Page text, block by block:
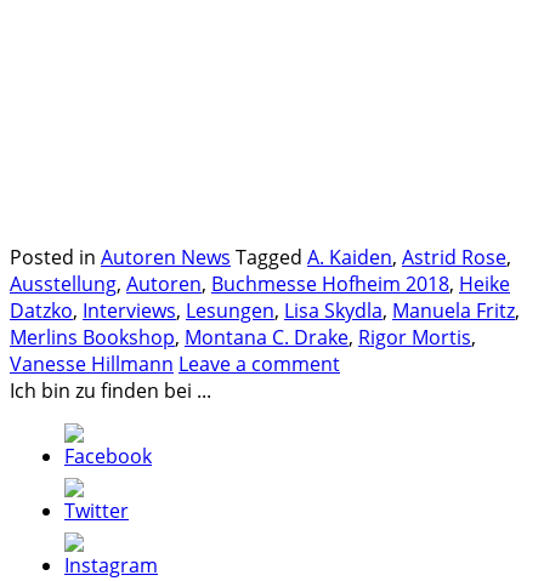
Posted in Autoren News Tagged A. Kaiden, Astrid Rose,
Ausstellung, Autoren, Buchmesse Hofheim 2018, Heike
Datzko, Interviews, Lesungen, Lisa Skydla, Manuela Fritz,
Merlins Bookshop, Montana C. Drake, Rigor Mortis,
Vanesse Hillmann Leave a comment
Ich bin zu finden bei ...